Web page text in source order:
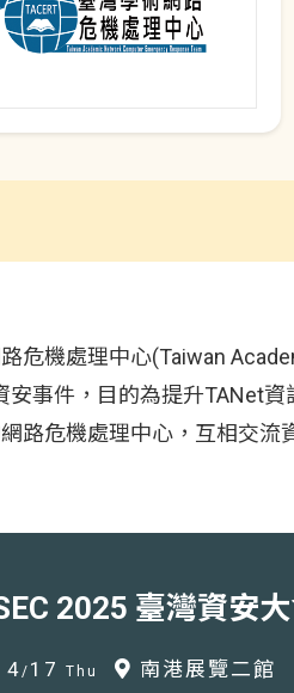
危機處理中心(Taiwan
安事件，目的為提升TANet
路危機處理中心，互相交流
2025 臺灣資安
4 / 17 Thu 南港展覽二館